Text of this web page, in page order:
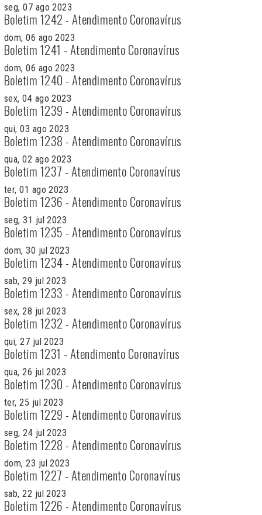
seg, 07 ago 2023
Boletim 1242 - Atendimento Coronavírus
dom, 06 ago 2023
Boletim 1241 - Atendimento Coronavírus
dom, 06 ago 2023
Boletim 1240 - Atendimento Coronavírus
sex, 04 ago 2023
Boletim 1239 - Atendimento Coronavírus
qui, 03 ago 2023
Boletim 1238 - Atendimento Coronavírus
qua, 02 ago 2023
Boletim 1237 - Atendimento Coronavírus
ter, 01 ago 2023
Boletim 1236 - Atendimento Coronavírus
seg, 31 jul 2023
Boletim 1235 - Atendimento Coronavírus
dom, 30 jul 2023
Boletim 1234 - Atendimento Coronavírus
sab, 29 jul 2023
Boletim 1233 - Atendimento Coronavírus
sex, 28 jul 2023
Boletim 1232 - Atendimento Coronavírus
qui, 27 jul 2023
Boletim 1231 - Atendimento Coronavírus
qua, 26 jul 2023
Boletim 1230 - Atendimento Coronavírus
ter, 25 jul 2023
Boletim 1229 - Atendimento Coronavírus
seg, 24 jul 2023
Boletim 1228 - Atendimento Coronavírus
dom, 23 jul 2023
Boletim 1227 - Atendimento Coronavírus
sab, 22 jul 2023
Boletim 1226 - Atendimento Coronavírus